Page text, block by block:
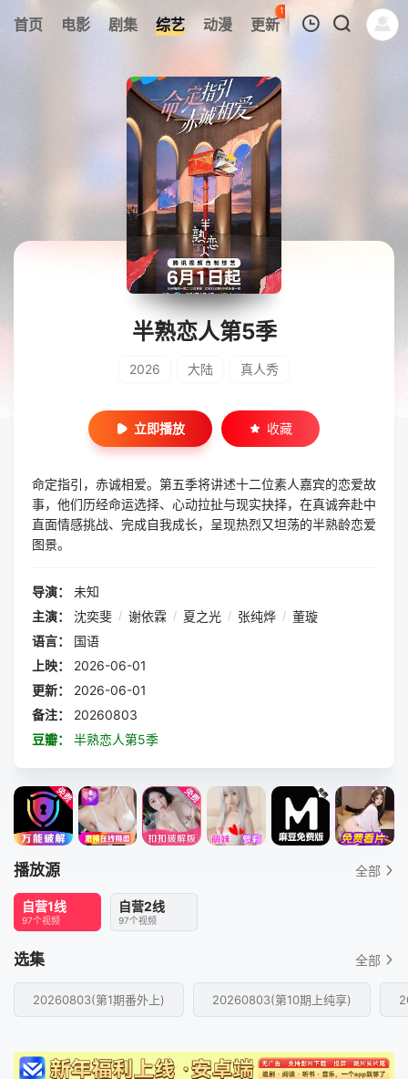
首页 电影 剧集 综艺 动漫 更新
115
热榜 APP
暂无观看影片的记录
半熟恋人第5季
2026 大陆 真人秀
立即播放 收藏
命定指引，赤诚相爱。第五季将讲述十二位素人嘉宾的恋爱故
事，他们历经命运选择、心动拉扯与现实抉择，在真诚奔赴中
直面情感挑战、完成自我成长，呈现热烈又坦荡的半熟龄恋爱
图景。
导演：
未知
主演：
沈奕斐 / 谢依霖 / 夏之光 / 张纯烨 / 董璇
语言：
国语
上映：
2026-06-01
更新：
2026-06-01
备注：
20260803
豆瓣：
半熟恋人第5季
播放源 全部
自营1线
97个视频
自营2线
97个视频
选集 全部
20260803(第1期番外上) 20260803(第10期上纯享)